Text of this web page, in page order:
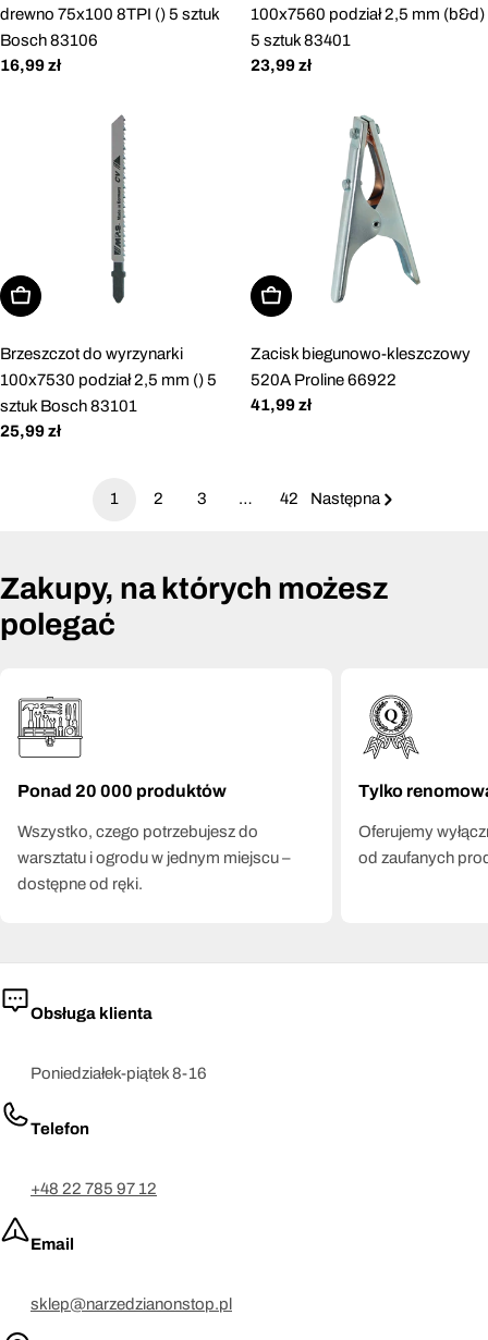
drewno 75x100 8TPI () 5 sztuk
Bosch 83106
Cena
16,99 zł
100x7560 podział 2,5 mm (b&d)
5 sztuk 83401
Cena
23,99 zł
Dodaj do koszyka
Brzeszczot do wyrzynarki
100x7530 podział 2,5 mm () 5
sztuk Bosch 83101
Cena
25,99 zł
Dodaj do koszyka
Zacisk biegunowo-kleszczowy
520A Proline 66922
Cena
41,99 zł
1 2 3 … 42 Następna
Zakupy, na których możesz
polegać
Ponad 20 000 produktów
Wszystko, czego potrzebujesz do
warsztatu i ogrodu w jednym miejscu –
dostępne od ręki.
Tylko
Oferujemy
od zaufanych
Obsługa klienta
Poniedziałek-piątek 8-16
Telefon
+48 22 785 97 12
Email
sklep@narzedzianonstop.pl